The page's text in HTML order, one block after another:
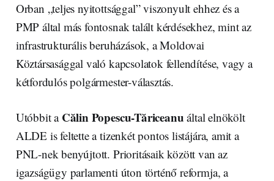
Orban „teljes nyitottsággal” viszonyult ehhez és a
PMP által más fontosnak talált kérdésekhez, mint az
infrastrukturális beruházások, a Moldovai
Köztársasággal való kapcsolatok fellendítése, vagy a
kétfordulós polgármester-választás.
Utóbbit a Călin Popescu-Tăriceanu által elnökölt
ALDE is feltette a tizenkét pontos listájára, amit a
PNL-nek benyújtott. Prioritásaik között van az
igazságügy parlamenti úton történő reformja, a